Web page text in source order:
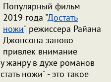
Популярный фильм
2019 года "Достать
ножи" режиссера Райана
Джонсона заново
привлек внимание
жанру в духе романов
ножи" - это такое